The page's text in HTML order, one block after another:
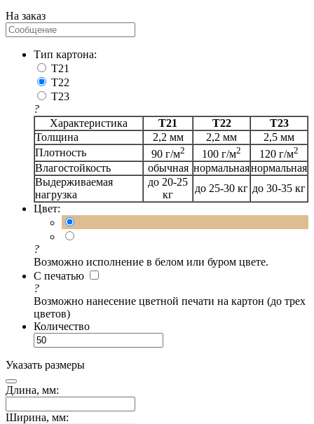
На заказ
Тип картона:
T21
T22
T23
?
Характеристика
Т21 Т22
Т23
Толщина
2,2 мм 2,2 мм
2,5 мм
Плотность
90 г/м2 100 г/м2 120 г/м2
Влагостойкость обычная нормальнаянормальная
Выдерживаемая
нагрузка
до 20-25
кг
до 25-30 кг до 30-35 кг
Цвет:
?
Возможно исполнение в белом или буром цвете.
С печатью
?
Возможно нанесение цветной печати на картон (до трех
цветов)
Количество
Указать размеры
Длина, мм:
Ширина, мм: